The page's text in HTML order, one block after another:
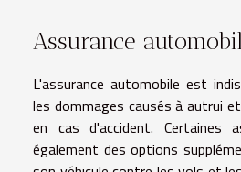
Assurance
L'assurance automobile est
les dommages causés à autrui
en cas d'accident. Certaines
également des options